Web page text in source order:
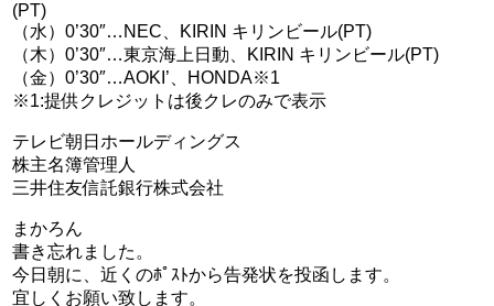
(PT)
（水）0’30″…NEC、KIRIN キリンビール(PT)
（木）0’30″…東京海上日動、KIRIN キリンビール(PT)
（金）0’30″…AOKI’、HONDA※1
※1:提供クレジットは後クレのみで表示
テレビ朝日ホールディングス
株主名簿管理人
三井住友信託銀行株式会社
まかろん
書き忘れました。
今日朝に、近くのﾎﾟｽﾄから告発状を投函します。
宜しくお願い致します。